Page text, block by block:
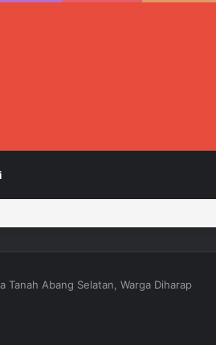
Tanah Abang Selatan, Warga Diharap